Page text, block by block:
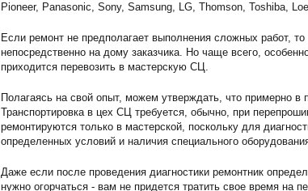
Pioneer, Panasonic, Sony, Samsung, LG, Thomson, Toshiba,
Если ремонт не предполагает выполнения сложных работ,
непосредственно на дому заказчика. Но чаще всего,
приходится перевозить в мастерскую СЦ.
Полагаясь на свой опыт, можем утверждать, что примерно
Транспортировка в цех СЦ требуется, обычно, при
ремонтируются только в мастерской, поскольку для
определенных условий и наличия специального
Даже если после проведения диагностики ремонтник
нужно огорчаться - вам не придется тратить свое время на